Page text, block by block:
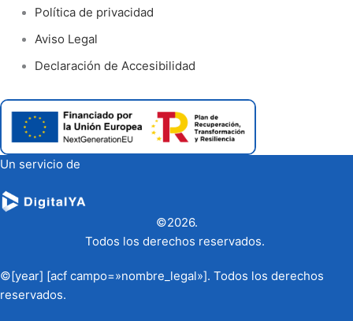
Política de privacidad
Aviso Legal
Declaración de Accesibilidad
Un servicio de
©2026.
Todos los derechos reservados.
©[year] [acf campo=»nombre_legal»]. Todos los derechos
reservados.